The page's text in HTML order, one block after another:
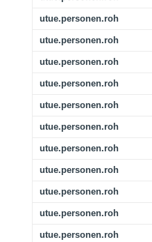
utue.personen.roh
utue.personen.roh
utue.personen.roh
utue.personen.roh
utue.personen.roh
utue.personen.roh
utue.personen.roh
utue.personen.roh
utue.personen.roh
utue.personen.roh
utue.personen.roh